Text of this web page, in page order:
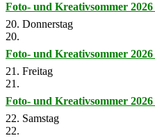
Foto- und Kreativsommer 2026
20. Donnerstag
20.
Foto- und Kreativsommer 2026
21. Freitag
21.
Foto- und Kreativsommer 2026
22. Samstag
22.